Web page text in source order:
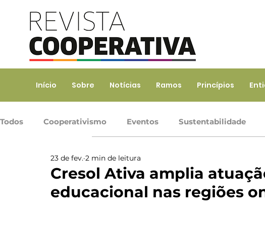
Início Sobre Notícias Ramos Princípios
Todos Cooperativismo Eventos Sustentabilidade
Ramo Agropecuário Ramo Consumo
Trabalho, Prod. de Bens e Serviços
Cresol Ativa amplia
educacional nas regiões
23 de fev. 2 min de leitura